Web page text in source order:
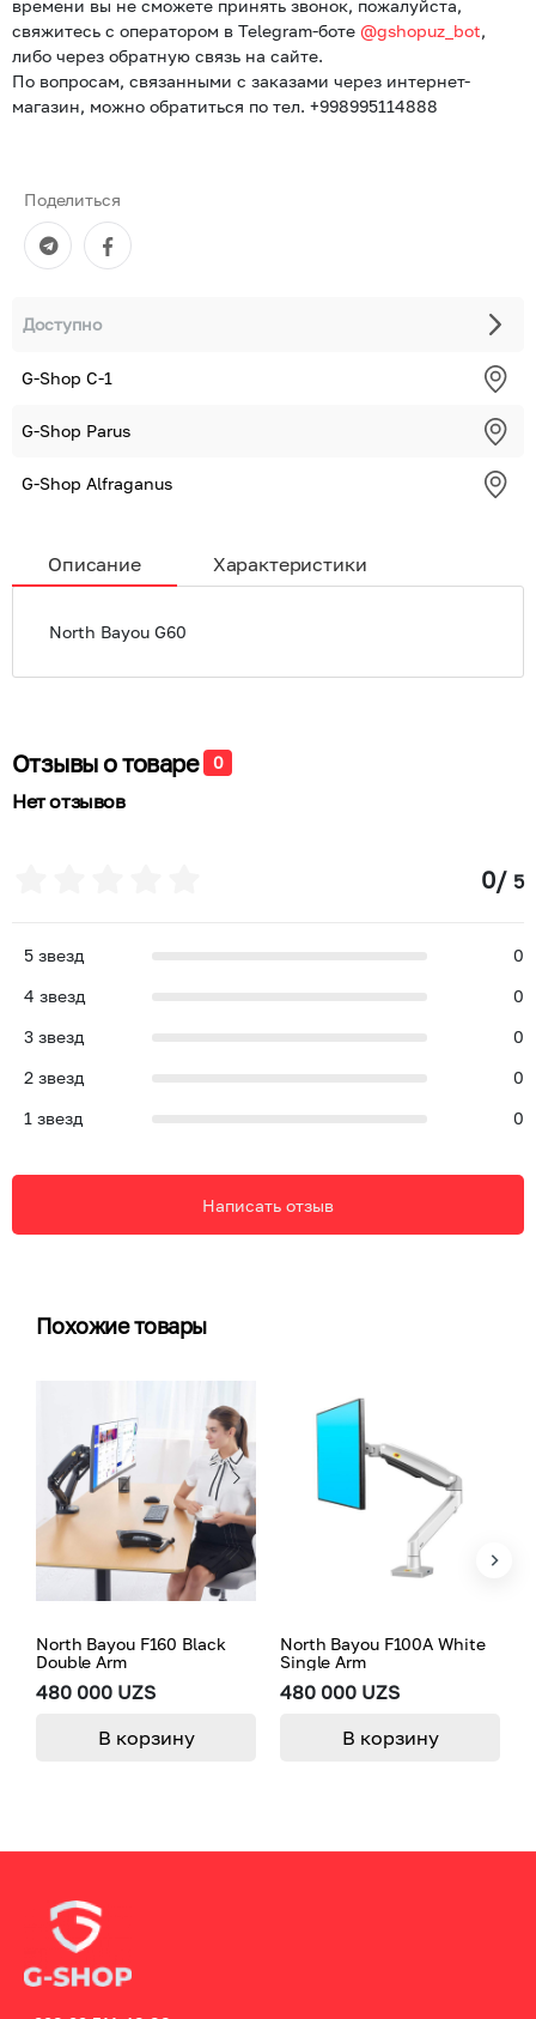
времени вы не сможете принять звонок, пожалуйста,
свяжитесь с оператором в Telegram-боте @gshopuz_bot,
либо через обратную связь на сайте.
По вопросам, связанными с заказами через интернет-
магазин, можно обратиться по тел. +998995114888
Поделиться
Доступно
G-Shop С-1
G-Shop Parus
G-Shop Alfraganus
Описание Характеристики
North Bayou G60
Отзывы о товаре 0
Нет отзывов
0/ 5
5 звезд
0
4 звезд
0
3 звезд
0
2 звезд
0
1 звезд 0
Написать отзыв
Похожие товары
480 000 UZS
North Bayou F160 Black
Double Arm
В корзину
480 000 UZS
North Bayou F100A White
Single Arm
В корзину